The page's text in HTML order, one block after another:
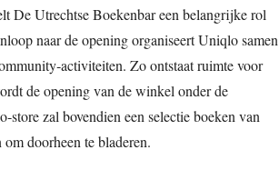
De Utrechtse Boekenbar een belangrijke rol
naar de opening organiseert Uniqlo samen
Zo ontstaat ruimte voor
de opening van de winkel onder de
zal bovendien een selectie boeken van
doorheen te bladeren.